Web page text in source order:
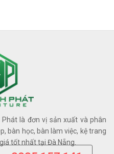
là đơn vị sản xuất và phân
bàn học, bàn làm việc, kệ trang
tốt nhất tại Đà Nẵng.